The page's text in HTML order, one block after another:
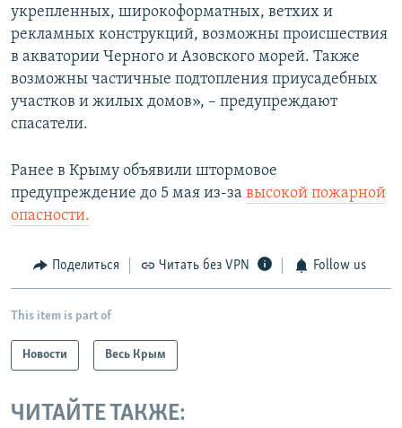
укрепленных, широкоформатных, ветхих и
рекламных конструкций, возможны происшествия
в акватории Черного и Азовского морей. Также
возможны частичные подтопления приусадебных
участков и жилых домов», – предупреждают
спасатели.
Ранее в Крыму объявили штормовое
предупреждение до 5 мая из-за высокой пожарной
опасности.
Поделиться Читать без VPN Follow us
This item is part of
Новости Весь Крым
ЧИТАЙТЕ ТАКЖЕ: